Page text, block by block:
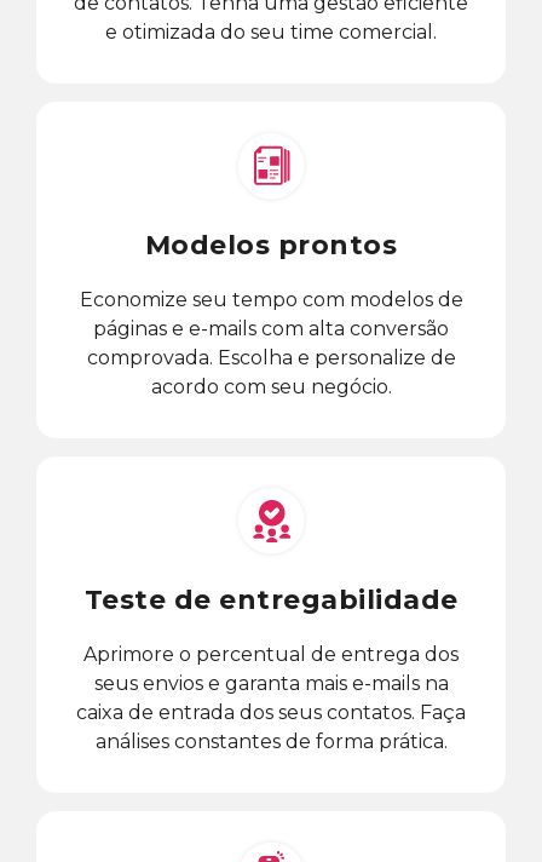
e otimizada do seu time comercial.
Modelos prontos
Economize seu tempo com modelos de
páginas e e-mails com alta conversão
comprovada. Escolha e personalize de
acordo com seu negócio.
Teste de entregabilidade
Aprimore o percentual de entrega dos
seus envios e garanta mais e-mails na
caixa de entrada dos seus contatos. Faça
análises constantes de forma prática.